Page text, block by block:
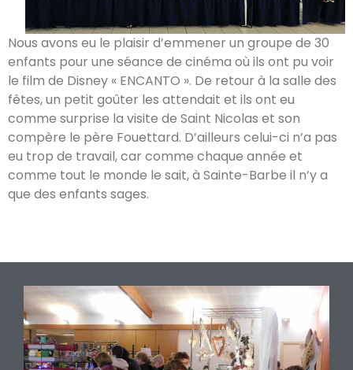
Nous avons eu le plaisir d’emmener un groupe de 30
enfants pour une séance de cinéma où ils ont pu voir
le film de Disney « ENCANTO ». De retour à la salle des
fêtes, un petit goûter les attendait et ils ont eu
comme surprise la visite de Saint Nicolas et son
compère le père Fouettard. D’ailleurs celui-ci n’a pas
eu trop de travail, car comme chaque année et
comme tout le monde le sait, à Sainte-Barbe il n’y a
que des enfants sages.